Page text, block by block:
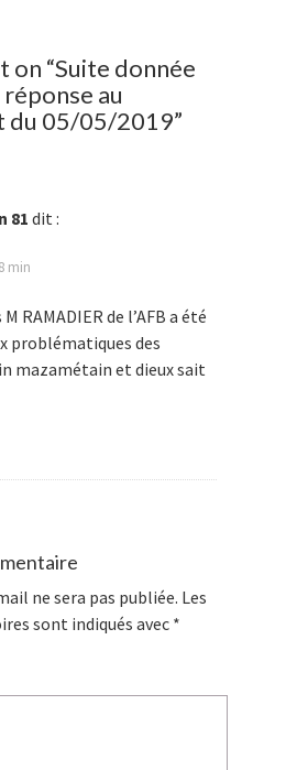
on “Suite donnée
réponse au
du 05/05/2019”
81 dit :
min
RAMADIER de l’AFB a été
problématiques des
mazamétain et dieux sait
ne sera pas publiée. Les
sont indiqués avec *